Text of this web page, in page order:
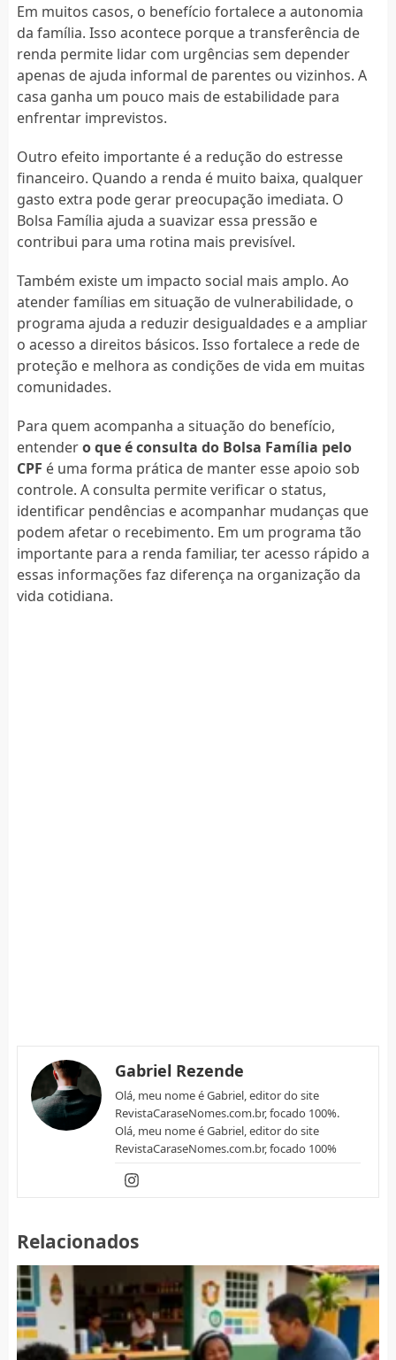
Em muitos casos, o benefício fortalece a autonomia
da família. Isso acontece porque a transferência de
renda permite lidar com urgências sem depender
apenas de ajuda informal de parentes ou vizinhos. A
casa ganha um pouco mais de estabilidade para
enfrentar imprevistos.
Outro efeito importante é a redução do estresse
financeiro. Quando a renda é muito baixa, qualquer
gasto extra pode gerar preocupação imediata. O
Bolsa Família ajuda a suavizar essa pressão e
contribui para uma rotina mais previsível.
Também existe um impacto social mais amplo. Ao
atender famílias em situação de vulnerabilidade, o
programa ajuda a reduzir desigualdades e a ampliar
o acesso a direitos básicos. Isso fortalece a rede de
proteção e melhora as condições de vida em muitas
comunidades.
Para quem acompanha a situação do benefício,
entendero que é consulta do Bolsa Família pelo
CPF é uma forma prática de manter esse apoio sob
controle. A consulta permite verificar o status,
identificar pendências e acompanhar mudanças que
podem afetar o recebimento. Em um programa tão
importante para a renda familiar, ter acesso rápido a
essas informações faz diferença na organização da
vida cotidiana.
Gabriel Rezende
Olá, meu nome é Gabriel, editor do site
RevistaCaraseNomes.com.br, focado 100%.
Olá, meu nome é Gabriel, editor do site
RevistaCaraseNomes.com.br, focado 100%
Relacionados